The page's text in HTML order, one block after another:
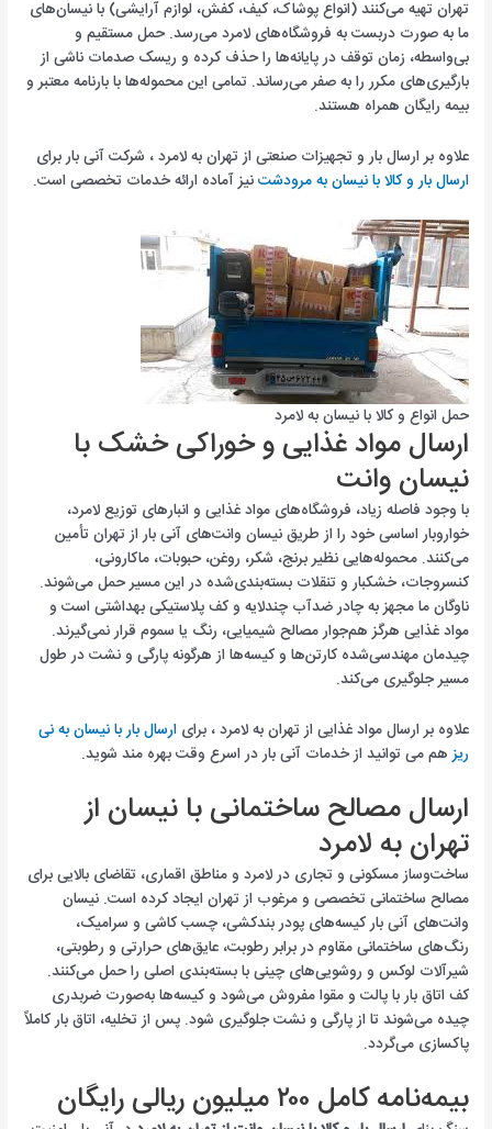
تهران تهیه می‌کنند (انواع پوشاک، کیف، کفش، لوازم آرایشی) با نیسان‌های
ما به صورت دربست به فروشگاه‌های لامرد می‌رسد. حمل مستقیم و
بی‌واسطه، زمان توقف در پایانه‌ها را حذف کرده و ریسک صدمات ناشی از
بارگیری‌های مکرر را به صفر می‌رساند. تمامی این محموله‌ها با بارنامه معتبر و
بیمه رایگان همراه هستند.
علاوه بر ارسال بار و تجهیزات صنعتی از تهران به لامرد ، شرکت آنی بار برای
ارسال بار و کالا با نیسان به مرودشتنیز آماده ارائه خدمات تخصصی است.
حمل انواع و کالا با نیسان به لامرد
ارسال مواد غذایی و خوراکی خشک با
نیسان وانت
با وجود فاصله زیاد، فروشگاه‌های مواد غذایی و انبارهای توزیع لامرد،
خواروبار اساسی خود را از طریق نیسان وانت‌های آنی بار از تهران تأمین
می‌کنند. محموله‌هایی نظیر برنج، شکر، روغن، حبوبات، ماکارونی،
کنسروجات، خشکبار و تنقلات بسته‌بندی‌شده در این مسیر حمل می‌شوند.
ناوگان ما مجهز به چادر ضدآب چندلایه و کف پلاستیکی بهداشتی است و
مواد غذایی هرگز هم‌جوار مصالح شیمیایی، رنگ یا سموم قرار نمی‌گیرند.
چیدمان مهندسی‌شده کارتن‌ها و کیسه‌ها از هرگونه پارگی و نشت در طول
مسیر جلوگیری می‌کند.
علاوه بر ارسال مواد غذایی از تهران به لامرد ، برایارسال بار با نیسان به نی
ریزهم می توانید از خدمات آنی بار در اسرع وقت بهره مند شوید.
ارسال مصالح ساختمانی با نیسان از
تهران به لامرد
ساخت‌وساز مسکونی و تجاری در لامرد و مناطق اقماری، تقاضای بالایی برای
مصالح ساختمانی تخصصی و مرغوب از تهران ایجاد کرده است. نیسان
وانت‌های آنی بار کیسه‌های پودر بندکشی، چسب کاشی و سرامیک،
رنگ‌های ساختمانی مقاوم در برابر رطوبت، عایق‌های حرارتی و رطوبتی،
شیرآلات لوکس و روشویی‌های چینی با بسته‌بندی اصلی را حمل می‌کنند.
کف اتاق بار با پالت و مقوا مفروش می‌شود و کیسه‌ها به‌صورت ضربدری
چیده می‌شوند تا از پارگی و نشت جلوگیری شود. پس از تخلیه، اتاق بار کاملاً
پاکسازی می‌گردد.
بیمه‌نامه کامل ۲۰۰ میلیون ریالی رایگان